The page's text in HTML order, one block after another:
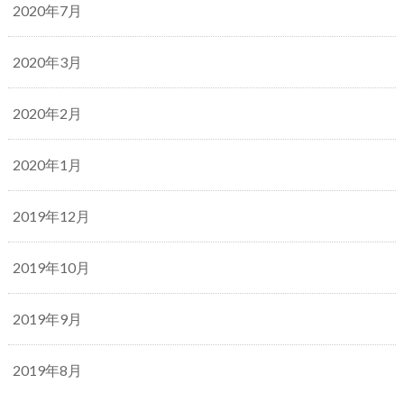
2020年7月
2020年3月
2020年2月
2020年1月
2019年12月
2019年10月
2019年9月
2019年8月